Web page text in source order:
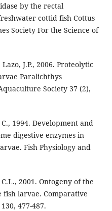
by the rectal
cottid fish Cottus
Society For the Science of
J.P., 2006. Proteolytic
Paralichthys
Society 37 (2),
1994. Development and
digestive enzymes in
Fish Physiology and
2001. Ontogeny of the
larvae. Comparative
477-487.